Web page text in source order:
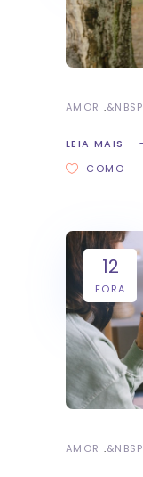
AMOR &NBSP
LEIA MAIS
COMO
12
FORA
AMOR &NBSP